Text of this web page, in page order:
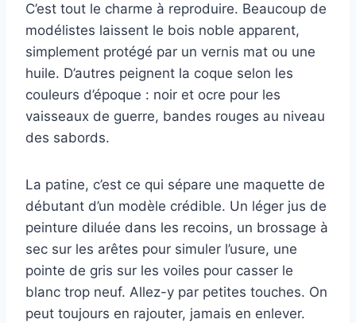
C’est tout le charme à reproduire. Beaucoup de
modélistes laissent le bois noble apparent,
simplement protégé par un vernis mat ou une
huile. D’autres peignent la coque selon les
couleurs d’époque : noir et ocre pour les
vaisseaux de guerre, bandes rouges au niveau
des sabords.
La patine, c’est ce qui sépare une maquette de
débutant d’un modèle crédible. Un léger jus de
peinture diluée dans les recoins, un brossage à
sec sur les arêtes pour simuler l’usure, une
pointe de gris sur les voiles pour casser le
blanc trop neuf. Allez-y par petites touches. On
peut toujours en rajouter, jamais en enlever.